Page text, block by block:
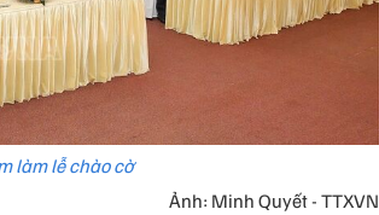
làm lễ chào cờ
Ảnh: Minh Quyết - TTXVN